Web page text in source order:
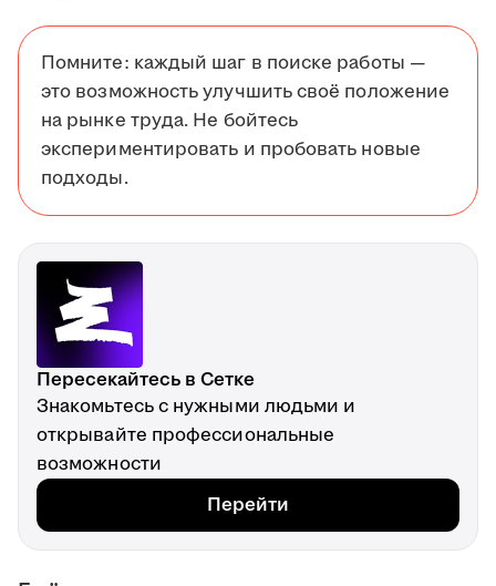
Помните: каждый шаг в поиске работы —
это возможность улучшить своё положение
на рынке труда. Не бойтесь
экспериментировать и пробовать новые
подходы.
Пересекайтесь в Сетке
Знакомьтесь с нужными людьми и
открывайте профессиональные
возможности
Перейти